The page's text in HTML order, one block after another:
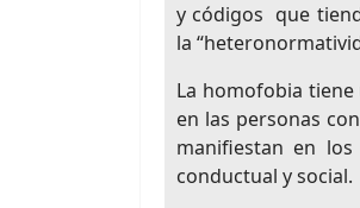
y códigos que
la
La homofobia
en las personas
manifiestan en
conductual y social.